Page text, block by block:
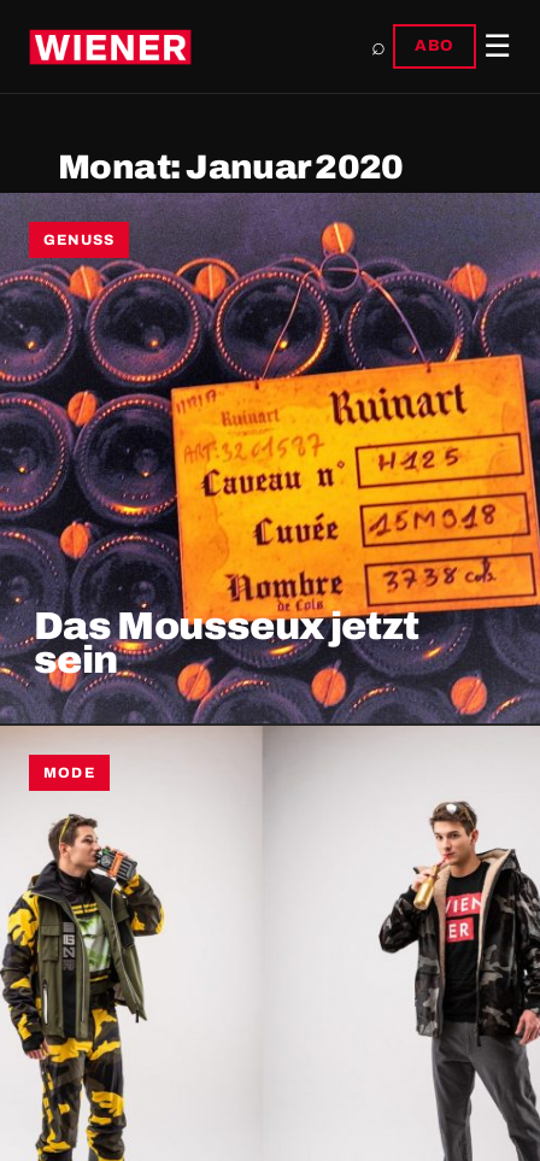
⌕ ABO ☰
Monat:Januar 2020
GENUSS
Das Mousseux jetzt
sein
MODE